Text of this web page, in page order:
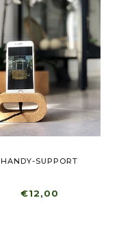
HANDY-SUPPORT
€12,00